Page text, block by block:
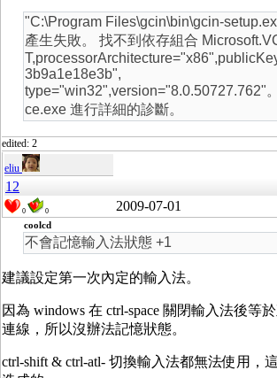
"C:\Program Files\gcin\bin\gcin-
產生失敗。 找不到依存組合
3b9a1e18e3b",
type="win32",version="8.0.50727.762"
ce.exe 進行詳細的診斷。
edited: 2
eliu
12
0 0 2009-07-01
coolcd
不會記憶輸入法狀態 +1
建議設定第一次內定的輸入法。
因為 windows 在 ctrl-space 關閉輸入法後等
連線，所以沒辦法記憶狀態。
ctrl-shift & ctrl-atl- 切換輸入法都無法使用，